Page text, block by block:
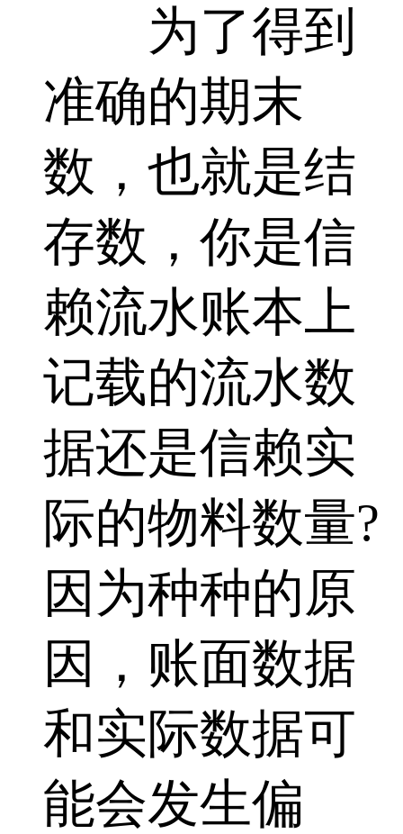
为了得到
准确的期末
数，也就是结
存数，你是信
赖流水账本上
记载的流水数
据还是信赖实
际的物料数量?
因为种种的原
因，账面数据
和实际数据可
能会发生偏